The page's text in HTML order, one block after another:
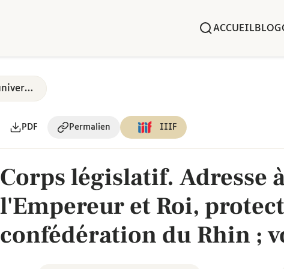
ACCUEIL BLOG
Création et organisation de l’université impériale
PDF Permalien IIIF
Corps législatif. Adresse
l'Empereur et Roi,
confédération du Rhin ;